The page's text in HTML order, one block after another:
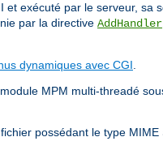
et exécuté par le serveur, sa
par la directive AddHandler
dynamiques avec CGI.
MPM multi-threadé
possédant le type MIME